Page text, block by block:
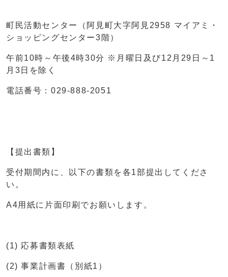
町民活動センター（阿見町大字阿見2958 マイアミ・
ショッピングセンター3階）
午前10時～午後4時30分 ※月曜日及び12月29日～1
月3日を除く
電話番号：029-888-2051
【提出書類】
受付期間内に、以下の書類を各1部提出してくださ
い。
A4用紙に片面印刷でお願いします。
(1) 応募書類表紙
(2) 事業計画書（別紙1）